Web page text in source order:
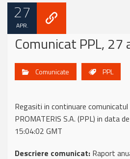
27
APR.
Comunicat PPL,
Comunicate PPL
Regasiti in continuare
PROMATERIS S.A. (PPL) in data
15:04:02 GMT
Descriere comunicat: Raport